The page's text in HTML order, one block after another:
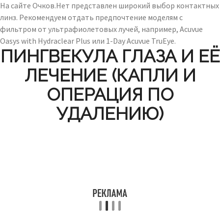
На сайте Очков.Нет представлен широкий выбор контактных
линз. Рекомендуем отдать предпочтение моделям с
фильтром от ультрафиолетовых лучей, например, Acuvue
Oasys with Hydraclear Plus или 1-Day Acuvue TruEye.
ПИНГВЕКУЛА ГЛАЗА И ЕЁ
ЛЕЧЕНИЕ (КАПЛИ И
ОПЕРАЦИЯ ПО
УДАЛЕНИЮ)